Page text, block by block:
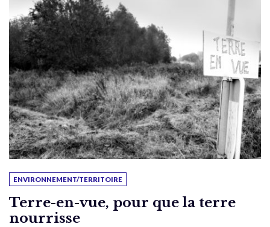
ENVIRONNEMENT/TERRITOIRE
Terre-en-vue, pour que la terre
nourrisse